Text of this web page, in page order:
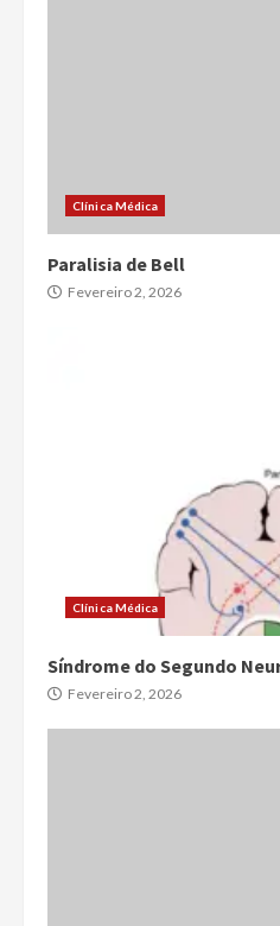
Clínica Médica
Paralisia de Bell
Fevereiro 2, 2026
Clínica Médica
Síndrome do Segundo
Fevereiro 2, 2026